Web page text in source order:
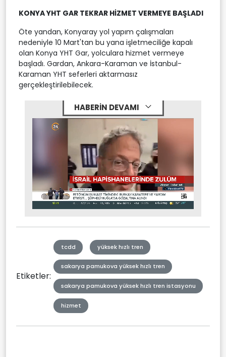
KONYA YHT GAR TEKRAR HİZMET VERMEYE BAŞLADI
Öte yandan, Konyaray yol yapım çalışmaları
nedeniyle 10 Mart'tan bu yana işletmeciliğe kapalı
olan Konya YHT Gar, yolculara hizmet vermeye
başladı. Gardan, Ankara-Karaman ve İstanbul-
Karaman YHT seferleri aktarmasız
gerçekleştirilebilecek.
HABERİN DEVAMI
Mute Stream
Etiketler:
tcdd yüksek hızlı tren
sakarya pamukova yüksek hızlı tren
sakarya pamukova yüksek hızlı tren istasyonu
hizmet